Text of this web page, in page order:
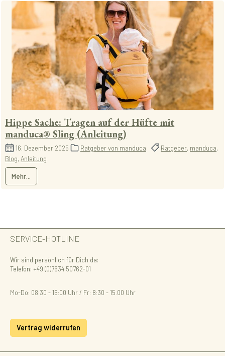
Hippe Sache: Tragen auf der Hüfte mit
manduca® Sling (Anleitung)
16. Dezember 2025 Ratgeber von manduca Ratgeber, manduca,
Blog, Anleitung
Mehr...
SERVICE-HOTLINE
Wir sind persönlich für Dich da:
Telefon: +49 (0)7634 50762-01
Mo-Do: 08:30 - 16:00 Uhr / Fr: 8:30 - 15.00 Uhr
Vertrag widerrufen